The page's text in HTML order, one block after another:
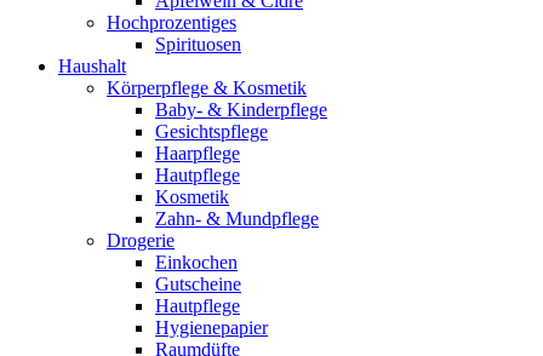
Hochprozentiges
Spirituosen
Haushalt
Körperpflege & Kosmetik
Baby- & Kinderpflege
Gesichtspflege
Haarpflege
Hautpflege
Kosmetik
Zahn- & Mundpflege
Drogerie
Einkochen
Gutscheine
Hautpflege
Hygienepapier
Raumdüfte